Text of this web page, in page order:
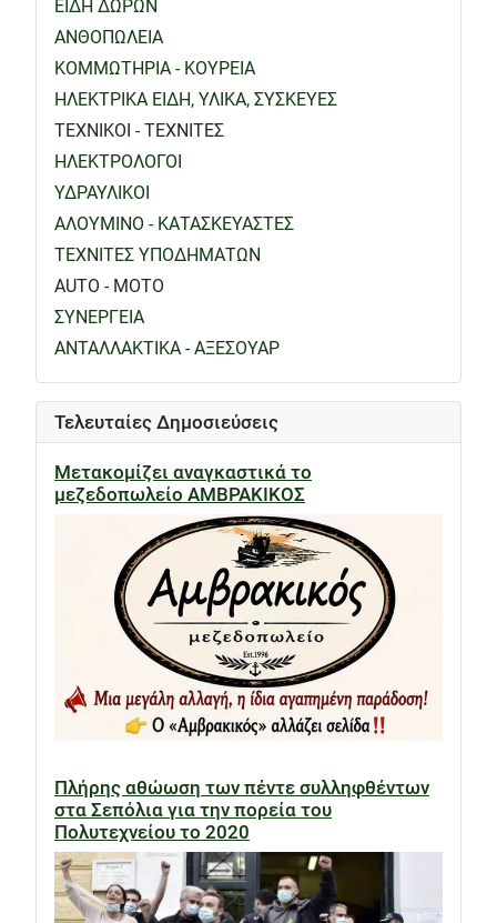
ΕΙΔΗ ΔΩΡΩΝ
ΑΝΘΟΠΩΛΕΙΑ
ΚΟΜΜΩΤΗΡΙΑ - ΚΟΥΡΕΙΑ
ΗΛΕΚΤΡΙΚΑ ΕΙΔΗ, ΥΛΙΚΑ, ΣΥΣΚΕΥΕΣ
ΤΕΧΝΙΚΟΙ - ΤΕΧΝΙΤΕΣ
ΗΛΕΚΤΡΟΛΟΓΟΙ
ΥΔΡΑΥΛΙΚΟΙ
ΑΛΟΥΜΙΝΟ - ΚΑΤΑΣΚΕΥΑΣΤΕΣ
ΤΕΧΝΙΤΕΣ ΥΠΟΔΗΜΑΤΩΝ
AUTO - MOTO
ΣΥΝΕΡΓΕΙΑ
ΑΝΤΑΛΛΑΚΤΙΚΑ - ΑΞΕΣΟΥΑΡ
Τελευταίες Δημοσιεύσεις
Μετακομίζει αναγκαστικά το
μεζεδοπωλείο ΑΜΒΡΑΚΙΚΟΣ
Πλήρης αθώωση των πέντε συλληφθέντων
στα Σεπόλια για την πορεία του
Πολυτεχνείου το 2020